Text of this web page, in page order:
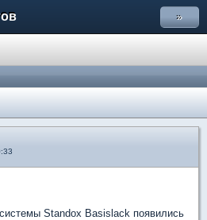
»
Standox Basislack появились